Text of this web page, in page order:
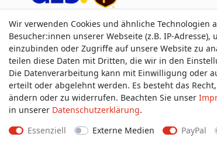
Wir verwenden Cookies und ähnliche
Besucher:innen unserer Webseite (z.B. IP-
einzubinden oder Zugriffe auf unsere Website zu
teilen diese Daten mit Dritten, die wir in den
Die Datenverarbeitung kann mit Einwilligung oder
erteilt oder abgelehnt werden. Es besteht das
ändern oder zu widerrufen. Beachten Sie unser
in unserer Daten­schutz­erklärung.
Essenziell
Externe Medien PayPal